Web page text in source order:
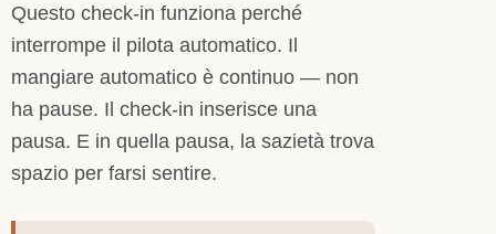
Questo check-in funziona perché
interrompe il pilota automatico. Il
mangiare automatico è continuo — non
ha pause. Il check-in inserisce una
pausa. E in quella pausa, la sazietà trova
spazio per farsi sentire.